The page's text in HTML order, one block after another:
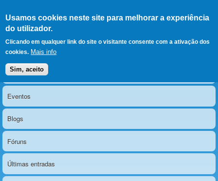
Usamos cookies neste site para melhorar a experiência
do utilizador.
Clicando em qualquer link do site o visitante consente com a ativação dos
cookies. Mais info
Sim, aceito
LERPARAVER , ir para a
página principal
O portal da visão diferente
Menu principal
Notícias
Eventos
Blogs
Fóruns
Últimas entradas